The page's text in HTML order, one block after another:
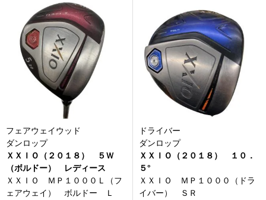
フェアウェイウッド
ダンロップ
ＸＸＩＯ（２０１８） ５Ｗ
（ボルドー） レディース
ＸＸＩＯ ＭＰ１０００Ｌ（フ
ェアウェイ） ボルドー Ｌ
ドライバー
ダンロップ
ＸＸＩＯ（２０１８） １０．
５°
ＸＸＩＯ ＭＰ１０００（ドラ
イバー） ＳＲ